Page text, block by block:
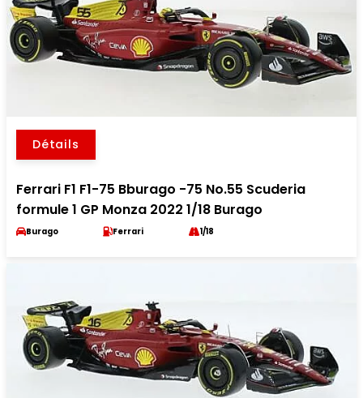
Détails
Ferrari F1 F1-75 Bburago -75 No.55 Scuderia
formule 1 GP Monza 2022 1/18 Burago
Burago Ferrari 1/18